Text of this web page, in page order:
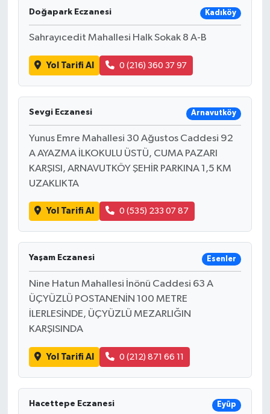
Doğapark Eczanesi Kadıköy
Sahrayıcedit Mahallesi Halk Sokak 8 A-B
Yol Tarifi Al 0 (216) 360 37 97
Sevgi Eczanesi Arnavutköy
Yunus Emre Mahallesi 30 Ağustos Caddesi 92
A AYAZMA İLKOKULU ÜSTÜ, CUMA PAZARI
KARŞISI, ARNAVUTKÖY ŞEHİR PARKINA 1,5 KM
UZAKLIKTA
Yol Tarifi Al 0 (535) 233 07 87
Yaşam Eczanesi Esenler
Nine Hatun Mahallesi İnönü Caddesi 63 A
ÜÇYÜZLÜ POSTANENİN 100 METRE
İLERLESİNDE, ÜÇYÜZLÜ MEZARLIĞIN
KARŞISINDA
Yol Tarifi Al 0 (212) 871 66 11
Hacettepe Eczanesi Eyüp